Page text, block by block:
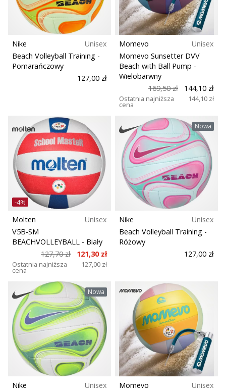
11. 8. 2022
2 min. czytanie
Zostań
Ambasadorem
fanem
siatkówki,
tak
jak
my?
Dołącz
do
nas
jako
Ambasador
Marki.
Pokaż
wszystkie
artykuły
Nike
Unisex
Beach Volleyball Training -
Pomarańczowy
127,00 zł
Momevo
Unisex
Momevo Sunsetter DVV
Beach with Ball Pump -
Wielobarwny
169,50 zł
144,10 zł
Ostatnia najniższa
cena
144,10 zł
-4%
Molten
Unisex
V5B-SM
BEACHVOLLEYBALL - Biały
127,70 zł
121,30 zł
Ostatnia najniższa
cena
127,00 zł
Nowa
Nike
Unisex
Beach Volleyball Training -
Różowy
127,00 zł
Nowa
Nike
Unisex
Momevo
Unisex